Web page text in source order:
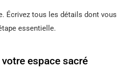
Écrivez tous les détails dont vous
essentielle.
espace sacré